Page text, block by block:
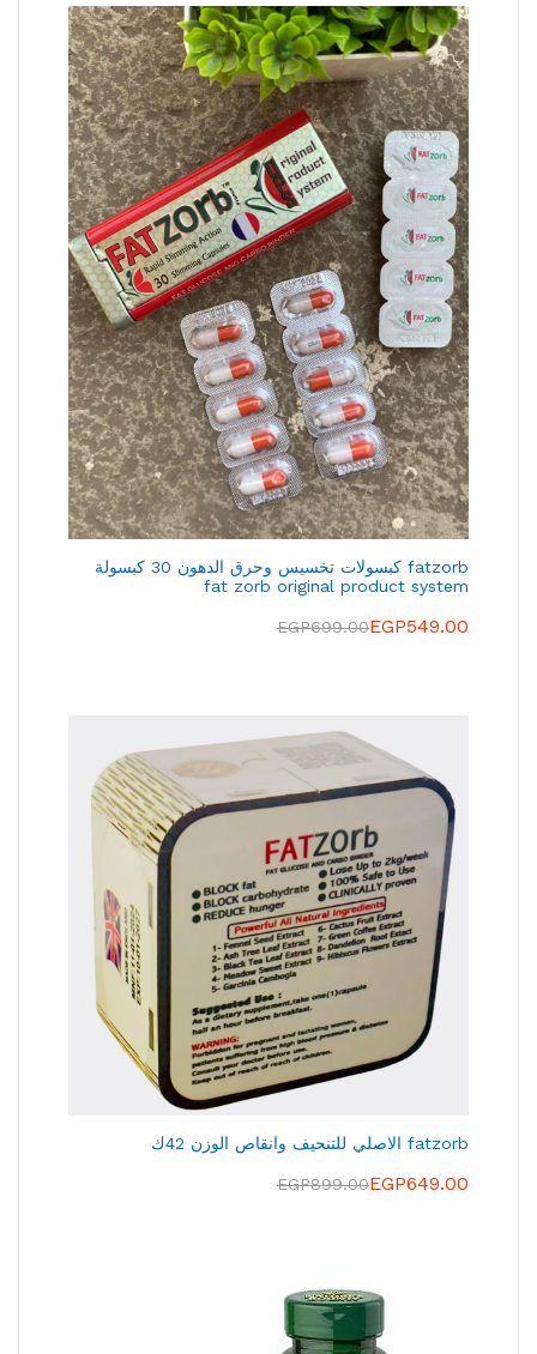
fatzorb كبسولات تخسيس وحرق الدهون 30 كبسولة
fat zorb original product system
EGP549.00
EGP699.00
fatzorb الاصلي للتنحيف وانقاص الوزن 42ك
EGP649.00
EGP899.00